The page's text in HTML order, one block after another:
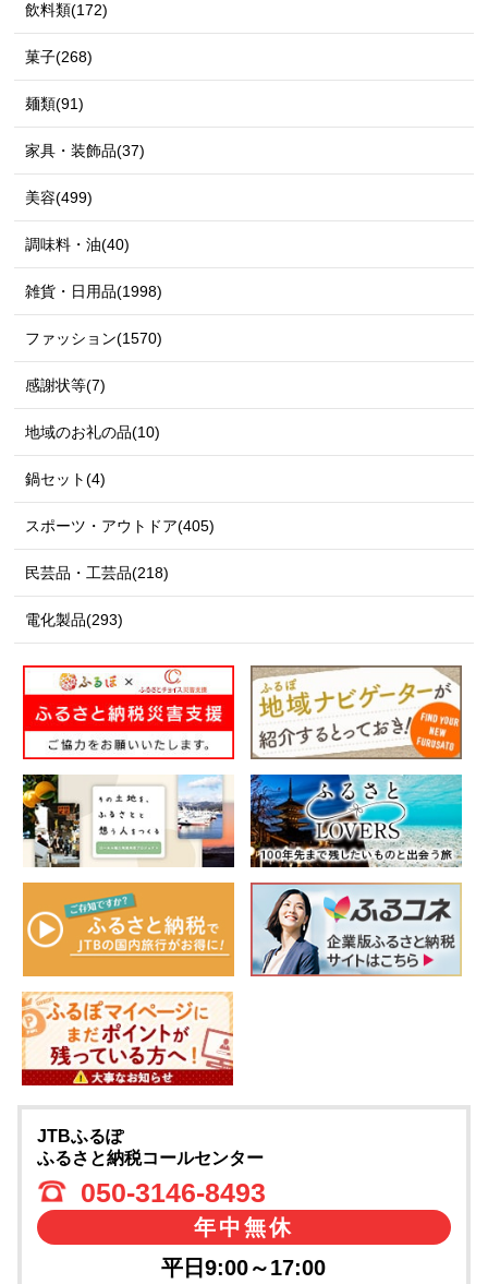
飲料類(172)
菓子(268)
麺類(91)
家具・装飾品(37)
美容(499)
調味料・油(40)
雑貨・日用品(1998)
ファッション(1570)
感謝状等(7)
地域のお礼の品(10)
鍋セット(4)
スポーツ・アウトドア(405)
民芸品・工芸品(218)
電化製品(293)
JTBふるぽ
ふるさと納税コールセンター
050-3146-8493
年中無休
平日9:00～17:00